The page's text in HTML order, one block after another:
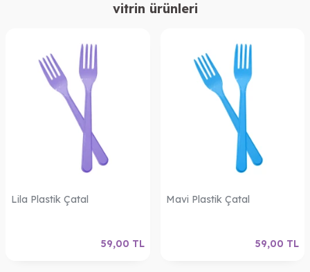
vitrin ürünleri
Lila Plastik Çatal
59,00 TL
Mavi Plastik Çatal
59,00 TL